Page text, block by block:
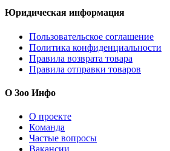
Юридическая информация
Пользовательское соглашение
Политика конфиденциальности
Правила возврата товара
Правила отправки товаров
О Зоо Инфо
О проекте
Команда
Частые вопросы
Вакансии